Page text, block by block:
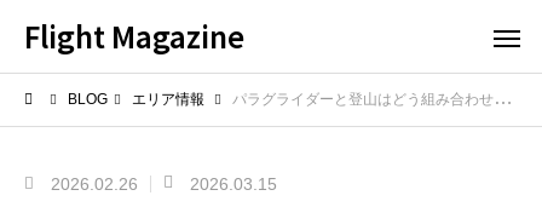
Flight Magazine
BLOG エリア情報 パラグライダーと登山はどう組み合わせる？ハイク＆フライの醍醐味と注意点
2026.02.26 2026.03.15